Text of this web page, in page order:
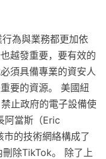
為與業務都更加依
越發重要，要有效的
須具備專業的資安人
要的資源。 美國紐
止政府的電子設備使
阿當斯（Eric
的技術網絡構成了
除TikTok。 除了上